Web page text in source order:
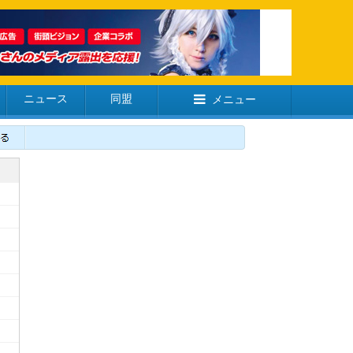
ニュース 同盟 メニュー